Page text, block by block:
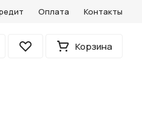
Оплата Контакты
Избранное Корзина